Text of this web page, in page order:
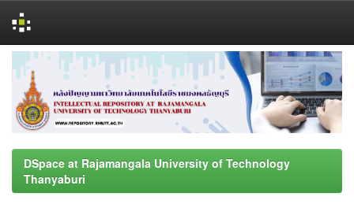
navigation
DSpace at Rajamangala University of Technology
Thanyaburi